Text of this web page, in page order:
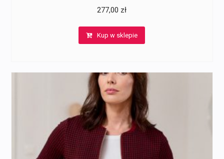
277,00 zł
Kup w sklepie